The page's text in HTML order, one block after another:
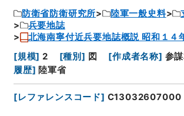
防衛省防衛研究所 陸軍一般史料
兵要地誌
北海南寧付近兵要地誌概説 昭和１４
[規模] 2 [種別 ] 図 [作成者名称] 参
履歴] 陸軍省
[レファレンスコード] C13032607000